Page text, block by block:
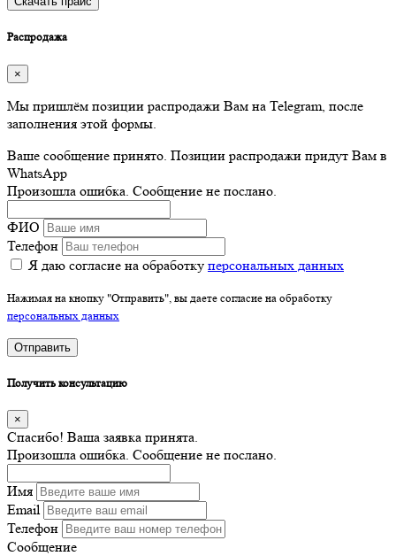
Распродажа
×
Мы пришлём позиции распродажи Вам на Telegram, после
заполнения этой формы.
Ваше сообщение принято. Позиции распродажи придут Вам в
WhatsApp
Произошла ошибка. Сообщение не послано.
ФИО
Телефон
Я даю согласие на обработку персональных данных
Нажимая на кнопку "Отправить", вы даете согласие на обработку
персональных данных
Отправить
Получить консультацию
×
Спасибо! Ваша заявка принята.
Произошла ошибка. Сообщение не послано.
Имя
Email
Телефон
Сообщение